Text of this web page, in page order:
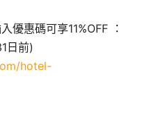
優惠碼可享11%OFF ：
日前)
hotel-